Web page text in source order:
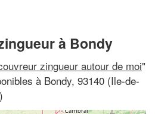
à Bondy
zingueur autour de moi"
à Bondy, 93140 (Ile-de-